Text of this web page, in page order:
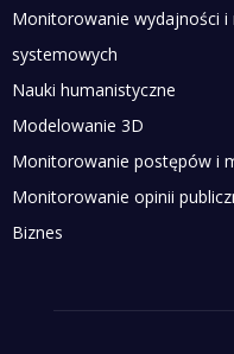
Monitorowanie wydajności
systemowych
Nauki humanistyczne
Modelowanie 3D
Monitorowanie postępów i
Monitorowanie opinii
Biznes